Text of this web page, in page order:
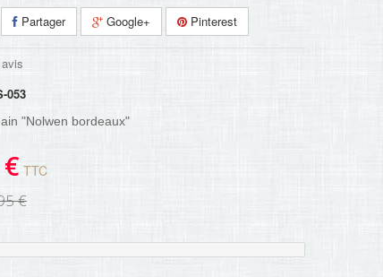
Partager Google+ Pinterest
053
"Nolwen bordeaux"
TTC
€